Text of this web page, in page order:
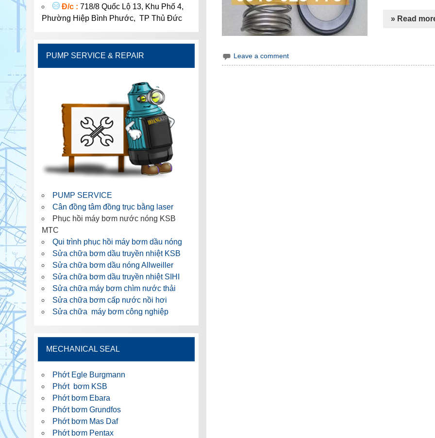
» Read
Leave a comment
Đ/c : 718/8 Quốc Lộ 13, Khu Phố 4,
Phường Hiệp Bình Phước, TP Thủ Đức
PUMP SERVICE & REPAIR
PUMP SERVICE
Cân đồng tâm đồng trục bằng laser
Phục hồi máy bơm nước nóng KSB
MTC
Qui trình phục hồi máy bơm dầu nóng
Sửa chữa bơm dầu truyền nhiệt KSB
Sửa chữa bơm dầu nóng Allweiller
Sửa chữa bơm dầu truyền nhiệt SIHI
Sửa chữa máy bơm chìm nước thải
Sửa chữa bơm cấp nước nồi hơi
Sửa chữa máy bơm công nghiệp
MECHANICAL SEAL
Phớt Egle Burgmann
Phớt bơm KSB
Phớt bơm Ebara
Phớt bơm Grundfos
Phớt bơm Mas Daf
Phớt bơm Pentax